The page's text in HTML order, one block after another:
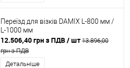
Переїзд для візків DAMIX L-800 мм /
L-1000 мм
12.506,40 грн з ПДВ/ шт 13.896,00
грн з ПДВ
Детальніше